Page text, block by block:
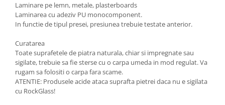
Laminare pe lemn, metale, plasterboards
Laminarea cu adeziv PU monocomponent.
In functie de tipul presei, presiunea trebuie testate anterior.
Curatarea
Toate suprafetele de piatra naturala, chiar si impregnate sau
sigilate, trebuie sa fie sterse cu o carpa umeda in mod regulat. Va
rugam sa folositi o carpa fara scame.
ATENTIE: Produsele acide ataca suprafta pietrei daca nu e sigilata
cu RockGlass!